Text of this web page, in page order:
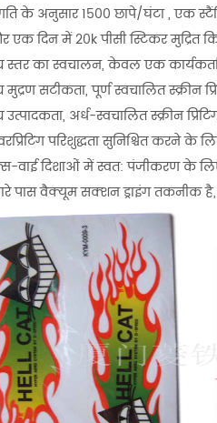
उत्पादन का समर्थन करने के लिए
मशीनों की आवश्यकता होती है।
ड्रायर
प्रिंटिंग
जोड़ा
के अनुसार 1500छापे/घंटा, एक
एक दिन में 20k पीसी स्टिकर मुद्रित
स्तर का स्वचालन, केवल एक
मुद्रण सटीकता, पूर्ण स्वचालित स्क्रीन
उत्पादकता, अर्ध-स्वचालित स्क्रीन
परिशुद्धता सुनिश्चित
वाई दिशाओं में स्वत: पंजीकरण के
पास वैक्यूम सक्शन ड्राइंग तकनीक